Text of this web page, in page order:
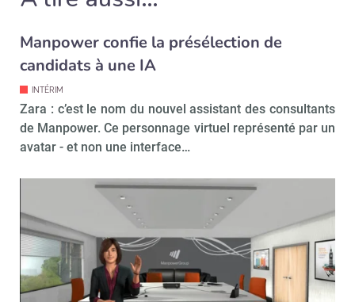
Manpower confie la présélection de
candidats à une IA
INTÉRIM
Zara : c’est le nom du nouvel assistant des consultants
de Manpower. Ce personnage virtuel représenté par un
avatar - et non une interface…
Valider
Non merci, je reçois déjà
!
Je déciderai plus